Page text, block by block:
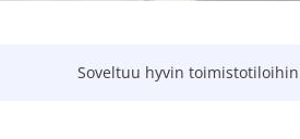
Soveltuu hyvin toimistotiloihin